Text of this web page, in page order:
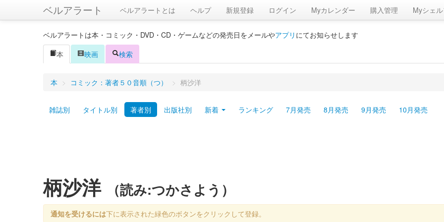
ベルアラート ベルアラートとは ヘルプ 新規登録 ログイン Myカレンダー 購入管理 Myシェル
ベルアラートは本・コミック・DVD・CD・ゲームなどの発売日をメールやアプリ にてお知らせします
本
映画 検索
本 > コミック：著者５０音順（つ） > 柄沙洋
雑誌別 タイトル別 著者別 出版社別 新着 ランキング 7月発売 8月発売 9月発売 10月発売
柄沙洋 （読み:つかさよう）
通知を受けるには下に表示された緑色のボタンをクリックして登録。